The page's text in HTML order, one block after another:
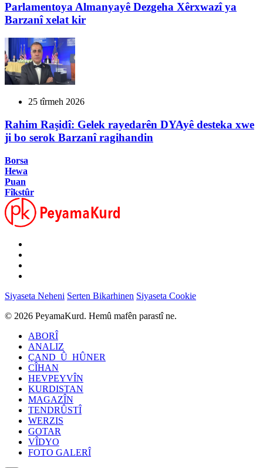
Parlamentoya Almanyayê Dezgeha Xêrxwazî ya
Barzanî xelat kir
25 tîrmeh 2026
Rahim Raşidî: Gelek rayedarên DYAyê desteka xwe
ji bo serok Barzanî ragihandin
Borsa
Hewa
Puan
Fîkstûr
Siyaseta Neheni Serten Bikarhinen Siyaseta Cookie
© 2026 PeyamaKurd. Hemû mafên parastî ne.
ABORÎ
ANALIZ
ÇAND_Û_HÛNER
CÎHAN
HEVPEYVÎN
KURDISTAN
MAGAZÎN
TENDRÛSTÎ
WERZIS
GOTAR
VÎDYO
FOTO GALERÎ